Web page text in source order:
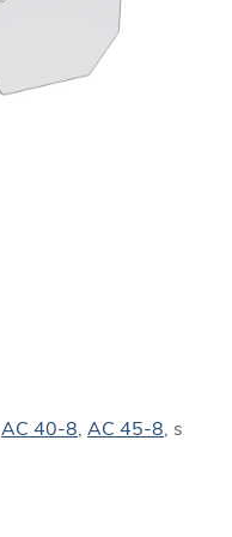
AC 40-8, AC 45-8, s